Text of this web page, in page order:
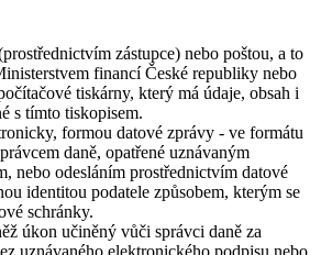
zástupce) nebo poštou, a to
financí České republiky nebo
tiskárny, který má údaje, obsah i
s tímto tiskopisem.
formou datové zprávy - ve formátu
daně, opatřené uznávaným
nebo odesláním prostřednictvím datové
identitou podatele způsobem, kterým se
schránky.
úkon učiněný vůči správci daně za
uznávaného elektronického podpisu nebo